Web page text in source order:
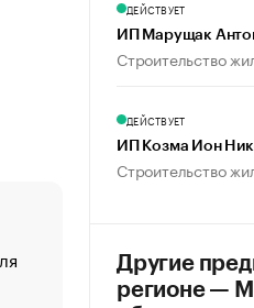
«От спорта тело
создавшей GTA
ДЕЙСТВУЕТ
ИП Марущак
Строительство
ДЕЙСТВУЕТ
ИП Козма Ион
Строительство
Другие
регионе —